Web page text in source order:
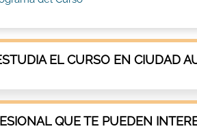
EL CURSO EN CIUDAD
QUE TE PUEDEN